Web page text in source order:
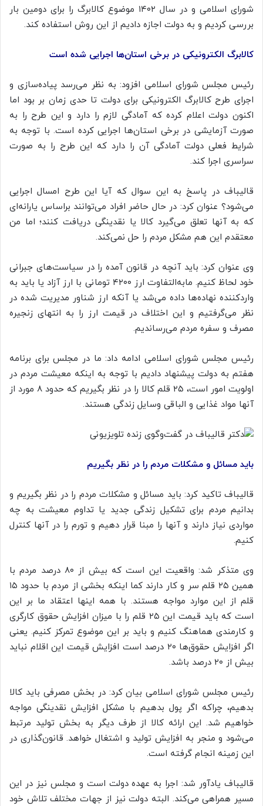
شورای اسلامی و در سال ۱۴۰۲ موضوع کالابرگ را برای دومین بار
بررسی کردیم و به دولت اجازه دادیم از این روش استفاده کند.
کالابرگ الکترونیکی در برخی استان‌ها اجرایی شده است‌
رئیس مجلس شورای اسلامی افزود: به نظر می‌رسد پیاده‌سازی و
اجرای طرح کالابرگ الکترونیکی برای دولت تا حدی زمان بر بود اما
اکنون دولت اعلام کرده که آمادگی لازم را دارد و این طرح را به
صورت آزمایشی در برخی استان‌ها اجرایی کرده است. با توجه به
شرایط فعلی دولت آمادگی آن را دارد که این طرح را به صورت
سراسری اجرا کند.
قالیباف در پاسخ به این سوال که آیا این طرح امسال اجرایی
می‌شود؟ عنوان کرد: در حال حاضر افراد می‌توانند براساس یارانه‌ای
که به آنها تعلق می‌گیرد کالا یا نقدینگی دریافت کنند؛ اما من
معتقدم این هم مشکل مردم را حل نمی‌کند.
وی عنوان کرد: باید آنچه در قانون آمده را در سیاست‌های جبرانی
خود لحاظ کنیم. مابه‌التفاوت ارز
تومانی با ارز آزاد یا باید به
واردکننده نهاده‌ها داده می‌شد یا آنکه ارز شناور مدیریت شده در
نظر می‌گرفتیم و این اختلاف در قیمت ارز را به انتهای زنجیره
مصرف و سفره مردم می‌رساندیم.
رئیس مجلس شورای اسلامی ادامه داد: ما در مجلس برای برنامه
هفتم به دولت پیشنهاد دادیم با توجه به اینکه معیشت مردم در
اولویت امور است، ۲۵ قلم کالا را در نظر بگیریم که حدود ۸ مورد از
آنها مواد غذایی و الباقی وسایل زندگی هستند.
باید مسائل و مشکلات مردم را در نظر بگیریم
قالیباف تاکید کرد: باید مسائل و مشکلات مردم را در نظر بگیریم و
بدانیم مردم برای تشکیل زندگی جدید یا تداوم معیشت به چه
مواردی نیاز دارند و آنها را مبنا قرار دهیم و تورم را در آنها کنترل
کنیم.
وی متذکر شد: واقعیت این است که بیش از ۸۰ درصد مردم با
همین ۲۵ قلم سر و کار دارند کما اینکه بخشی از مردم با حدود ۱۵
قلم از این موارد مواجه هستند. با همه اینها اعتقاد ما بر این
است که باید قیمت این ۲۵ قلم را با میزان افزایش حقوق کارگری
و کارمندی هماهنگ کنیم و باید بر این موضوع تمرکز کنیم. یعنی
اگر افزایش حقوق‌ها ۲۰ درصد است افزایش قیمت این اقلام نباید
بیش از ۲۰ درصد باشد.
رئیس مجلس شورای اسلامی بیان کرد: در بخش مصرفی باید کالا
بدهیم، چراکه اگر پول بدهیم با مشکل افزایش نقدینگی مواجه
خواهیم شد. این ارائه کالا از طرف دیگر به بخش تولید مرتبط
می‌شود و منجر به افزایش تولید و اشتغال خواهد. قانون‌گذاری در
این زمینه انجام گرفته است.
قالیباف یادآور شد: اجرا به عهده دولت است و مجلس نیز در این
مسیر همراهی می‌کند. البته دولت نیز از جهات مختلف تلاش خود